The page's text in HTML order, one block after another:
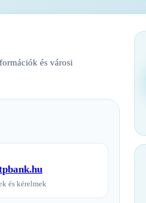
és városi
és kérelmek